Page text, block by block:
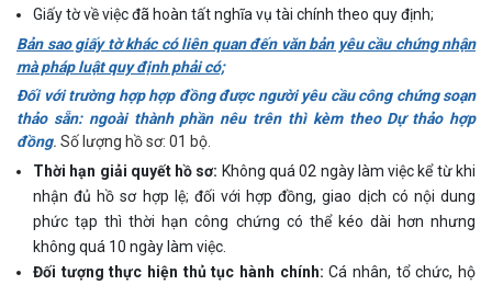
Giấy tờ về việc đã hoàn tất nghĩa vụ tài chính theo quy định;
Bản sao giấy tờ khác có liên quan đến văn bản yêu cầu chứng nhận
mà pháp luật quy định phải có;
Đối với trường hợp hợp đồng được người yêu cầu công chứng soạn
thảo sẵn: ngoài thành phần nêu trên thì kèm theo Dự thảo hợp
đồng. Số lượng hồ sơ: 01 bộ.
Thời hạn giải quyết hồ sơ: Không quá 02 ngày làm việc kể từ khi
nhận đủ hồ sơ hợp lệ; đối với hợp đồng, giao dịch có nội dung
phức tạp thì thời hạn công chứng có thể kéo dài hơn nhưng
không quá 10 ngày làm việc.
Đối tượng thực hiện thủ tục hành chính: Cá nhân, tổ chức, hộ